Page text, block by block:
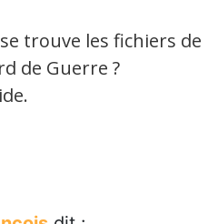
trouve les fichiers de
de Guerre ?